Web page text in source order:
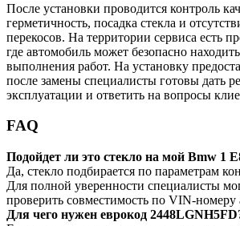
После установки проводится контроль
герметичность, посадка стекла и
перекосов. На территории сервиса есть
где автомобиль может безопасно
выполнения работ. На установку
после замены специалисты готовы дать
эксплуатации и ответить на вопросы
FAQ
Подойдет ли это стекло на мой Bmw 1
Да, стекло подбирается по параметрам
Для полной уверенности специалисты
проверить совместимость по VIN-номеру
Для чего нужен еврокод